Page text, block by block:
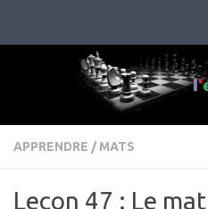
APPRENDRE / MATS
Leçon 47 : Le